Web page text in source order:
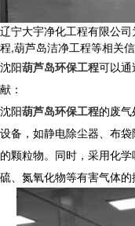
辽宁大宇净化工程有限公
程,葫芦岛洁净工程等相关
沈阳葫芦岛环保工程可以
献：
沈阳葫芦岛环保工程的废
设备，如静电除尘器、布
的颗粒物。同时，采用化
硫、氮氧化物等有害气体的